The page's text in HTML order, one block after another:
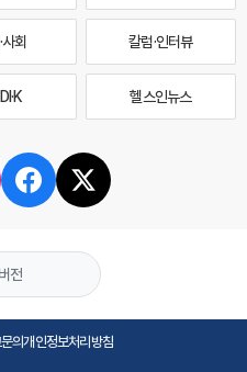
회 칼럼·인터뷰
헬스인뉴스
전
의개인정보처리방침